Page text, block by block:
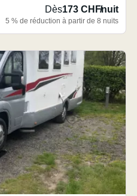
Dès173 CHF/nuit
5 % de réduction à partir de 8 nuits